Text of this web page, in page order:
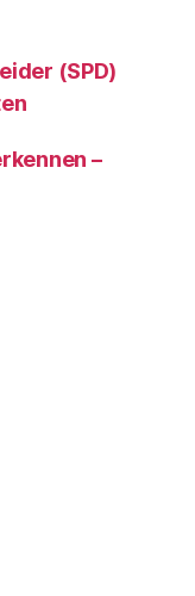
(SPD)
–